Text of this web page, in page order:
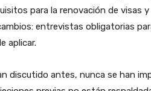
para la renovación de visas
entrevistas obligatorias
aplicar.
discutido antes, nunca se han